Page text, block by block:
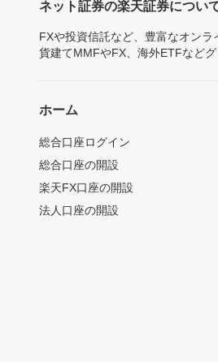
ネット証券の楽天証券につい
FXや投資信託など、豊富なオン
貨建てMMFやFX、海外ETFなど
ホーム
総合口座ログイン
総合口座の開設
楽天FX口座の開設
法人口座の開設